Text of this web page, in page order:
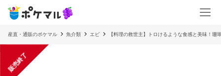
産直・通販のポケマル 魚介類 エビ 【料理の救世主】トロけるような食感と美味！珊
販売終了